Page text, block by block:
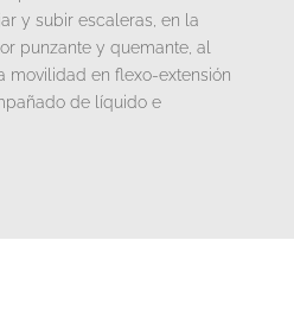
y subir escaleras, en la
punzante y quemante, al
movilidad en flexo-extensión
de líquido e